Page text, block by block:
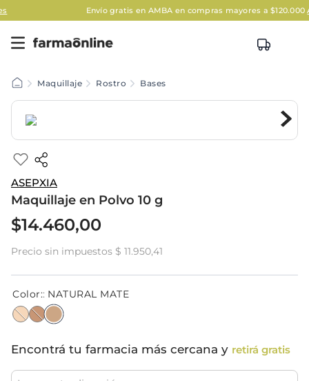
Envío gratis en AMBA en compras mayores a $120.000
Maquillaje Rostro Bases
ASEPXIA
Maquillaje en Polvo 10 g
$14.460,00
Precio sin impuestos $ 11.950,41
Color : NATURAL MATE
Encontrá tu farmacia más cercana y retirá gratis